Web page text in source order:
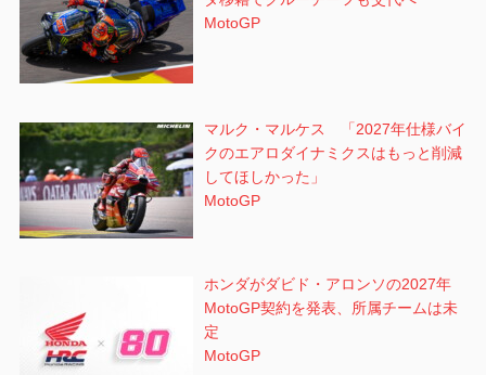
MotoGP
マルク・マルケス 「2027年仕様バイ
クのエアロダイナミクスはもっと削減
してほしかった」
MotoGP
ホンダがダビド・アロンソの2027年
MotoGP契約を発表、所属チームは未
定
MotoGP